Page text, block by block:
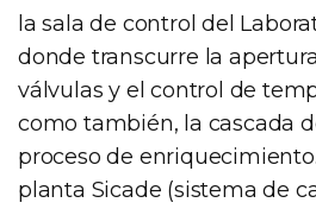
la sala de control del
donde transcurre la
válvulas y el control de
como también, la cascada
proceso de
planta Sicade (sistema de